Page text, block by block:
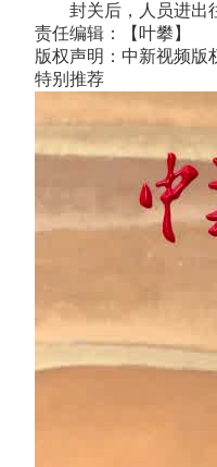
封关后，人员进出往
责任编辑：【叶攀】
版权声明：中新视频版
特别推荐